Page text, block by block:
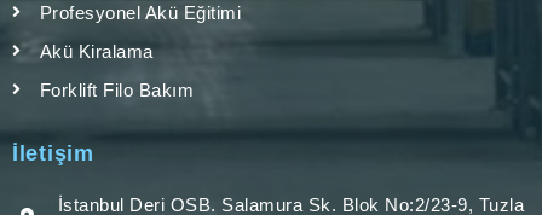
Profesyonel Akü Eğitimi
Akü Kiralama
Forklift Filo Bakım
İletişim
İstanbul Deri OSB. Salamura Sk. Blok No:2/23-9, Tuzla